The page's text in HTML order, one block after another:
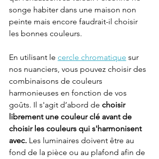
songe habiter dans une maison non
peinte mais encore faudrait-il choisir
les bonnes couleurs.
En utilisant le cercle chromatique sur
nos nuanciers, vous pouvez choisir des
combinaisons de couleurs
harmonieuses en fonction de vos
goûts. Il s'agit d’abord de choisir
librement une couleur clé avant de
choisir les couleurs qui s'harmonisent
avec. Les luminaires doivent être au
fond de la pièce ou au plafond afin de